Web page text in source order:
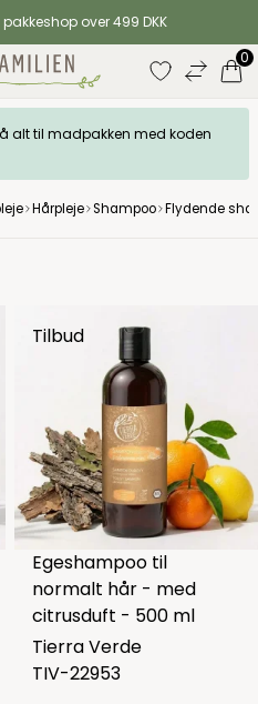
over 499 DKK
0
på alt til madpakken med koden
Hårpleje Shampoo Flydende
Tilbud
Egeshampoo til
normalt hår - med
citrusduft - 500 ml
Tierra Verde
TIV-22953